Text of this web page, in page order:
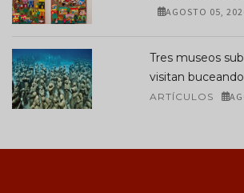
AGOSTO 05,
Tres museos
visitan buceando
ARTÍCULOS